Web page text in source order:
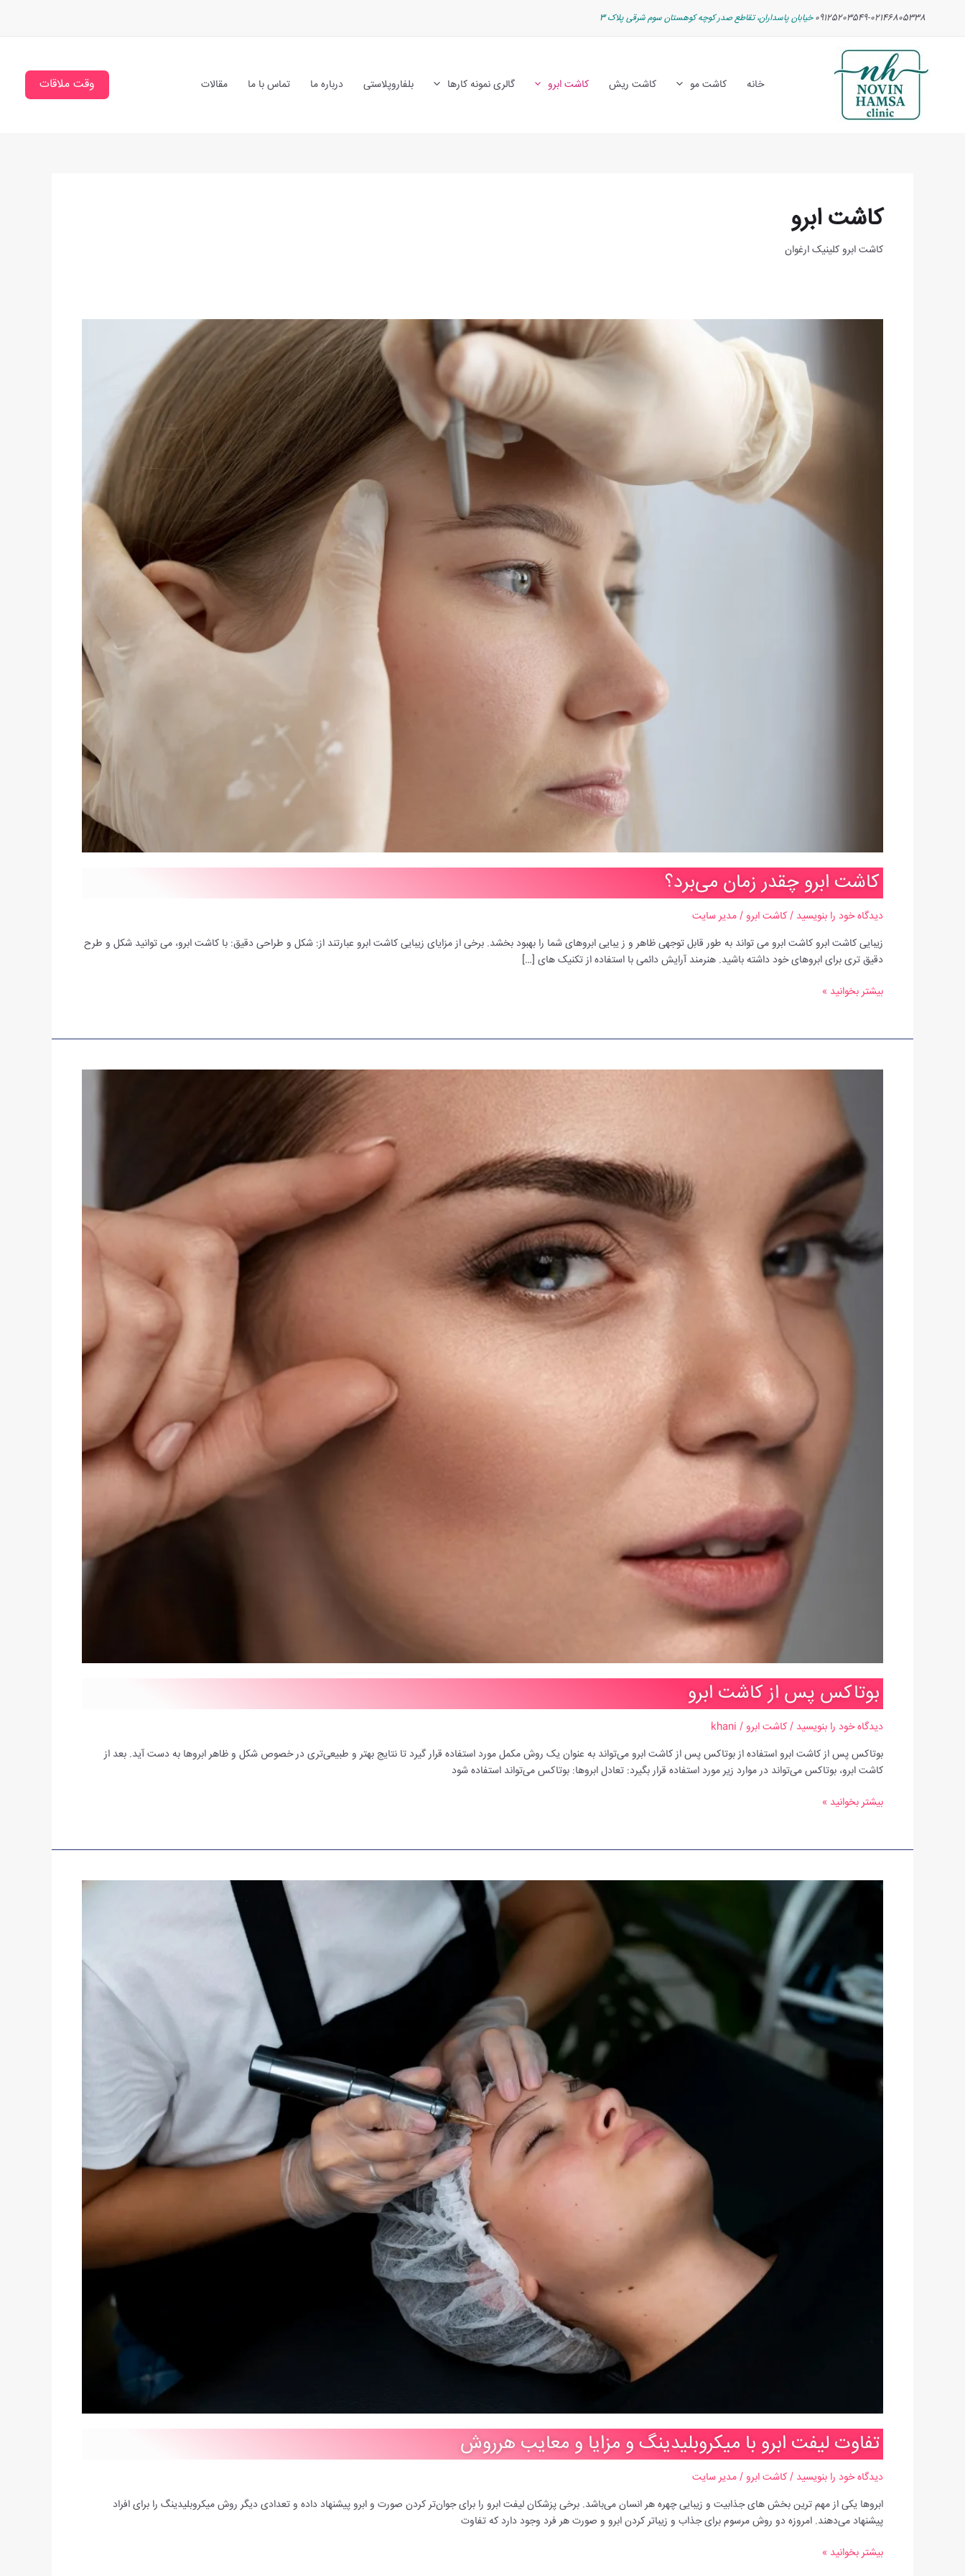
09125203549-02146805338 خیابان پاسداران، تقاطع صدر کوچه کوهستان سوم شرقی پلاک 3
خانه کاشت مو کاشت ریش کاشت ابرو گالری نمونه کارها بلفاروپلاستی درباره ما تماس با ما مقالات وقت ملاقات
کاشت ابرو
کاشت ابرو کلینیک ارغوان
کاشت ابرو چقدر زمان می‌برد؟
دیدگاه‌ خود را بنویسید / کاشت ابرو / مدیر سایت
زیبایی کاشت ابرو کاشت ابرو می تواند به طور قابل توجهی ظاهر و ز یبایی ابروهای شما را بهبود بخشد. برخی از مزایای زیبایی کاشت ابرو عبارتند از: شکل و طراحی دقیق: با کاشت ابرو، می توانید شکل و طرح
دقیق تری برای ابروهای خود داشته باشید. هنرمند آرایش دائمی با استفاده از تکنیک های […]
بیشتر بخوانید »
بوتاکس پس از کاشت ابرو
دیدگاه‌ خود را بنویسید / کاشت ابرو /
khani
بوتاکس پس از کاشت ابرو استفاده از بوتاکس پس از کاشت ابرو می‌تواند به عنوان یک روش مکمل مورد استفاده قرار گیرد تا نتایج بهتر و طبیعی‌تری در خصوص شکل و ظاهر ابروها به دست آید. بعد از
کاشت ابرو، بوتاکس می‌تواند در موارد زیر مورد استفاده قرار بگیرد: تعادل ابروها: بوتاکس می‌تواند استفاده شود
بیشتر بخوانید »
تفاوت لیفت ابرو با میکروبلیدینگ و مزایا و معایب هرروش
دیدگاه‌ خود را بنویسید / کاشت ابرو / مدیر سایت
ابروها یکی از مهم ترین بخش های جذابیت و زیبایی چهره هر انسان می‌باشد. برخی پزشکان لیفت ابرو را برای جوان‌تر کردن صورت و ابرو پیشنهاد داده و تعدادی دیگر روش میکروبلیدینگ را برای افراد
پیشنهاد می‌دهند. امروزه دو روش مرسوم برای جذاب و زیباتر کردن ابرو و صورت هر فرد وجود دارد که تفاوت
تفاوت
میکروبلیدینگ
و
مزایا
و
معایب
بیشتر بخوانید »
pagination